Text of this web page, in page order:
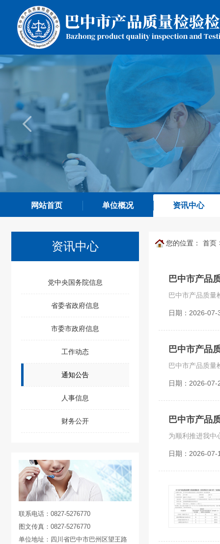
网站首页 单位概况 资讯中心
资讯中心
党中央国务院信息
省委省政府信息
市委市政府信息
工作动态
通知公告
人事信息
财务公开
联系电话：0827-5276770
图文传真：0827-5276770
单位地址：四川省巴中市巴州区望王路
您的位置： 首页
巴中市产品
日期：2026-07-
巴中市产品
日期：2026-07-
巴中市产品
日期：2026-07-